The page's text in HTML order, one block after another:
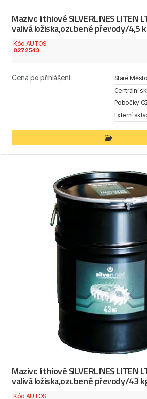
Mazivo lithiové SILVERLINES LITEN
valivá ložiska,ozubené převody/4,5
Kód AUTOS
0272543
Cena po přihlášení
Staré
Centrální
Pobočky
Externí
Mazivo lithiové SILVERLINES LITEN
valivá ložiska,ozubené převody/43
Kód AUTOS